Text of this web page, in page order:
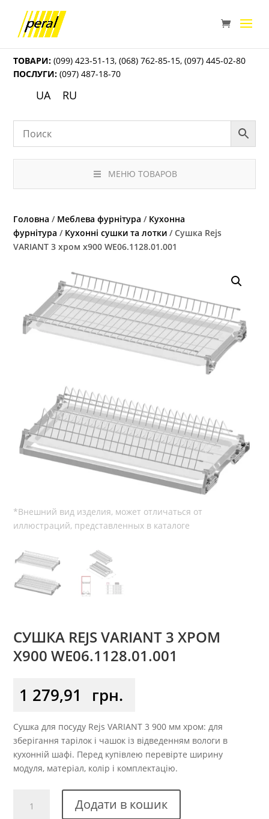
ТОВАРИ: (099) 423-51-13,(068) 762-85-15,(097) 445-02-80
ПОСЛУГИ: (097) 487-18-70
UA RU
МЕНЮ ТОВАРОВ
Головна / Меблева фурнітура / Кухонна
фурнітура / Кухонні сушки та лотки / Сушка Rejs
VARIANT 3 хром x900 WE06.1128.01.001
СУШКА REJS VARIANT 3 ХРОМ
X900 WE06.1128.01.001
1 279,91 грн.
Сушка для посуду Rejs VARIANT 3 900 мм хром: для
зберігання тарілок і чашок із відведенням вологи в
кухонній шафі. Перед купівлею перевірте ширину
модуля, матеріал, колір і комплектацію.
Додати в кошик